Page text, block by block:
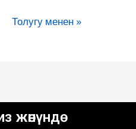
Толугу менен »
жөнүндө